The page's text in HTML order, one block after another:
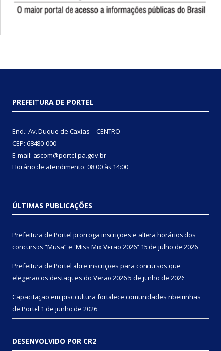
PREFEITURA DE PORTEL
End.: Av. Duque de Caxias – CENTRO
CEP: 68480-000
E-mail: ascom@portel.pa.gov.br
Horário de atendimento: 08:00 às 14:00
ÚLTIMAS PUBLICAÇÕES
Prefeitura de Portel prorroga inscrições e altera horários dos
concursos “Musa” e “Miss Mix Verão 2026” 15 de julho de 2026
Prefeitura de Portel abre inscrições para concursos que
elegerão os destaques do Verão 20265 de junho de 2026
Capacitação em piscicultura fortalece comunidades ribeirinhas
de Portel 1 de junho de 2026
DESENVOLVIDO POR CR2